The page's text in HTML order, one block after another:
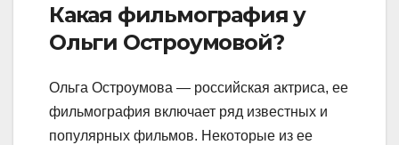
Какая фильмография у
Ольги Остроумовой?
Ольга Остроумова — российская актриса, ее
фильмография включает ряд известных и
популярных фильмов. Некоторые из ее